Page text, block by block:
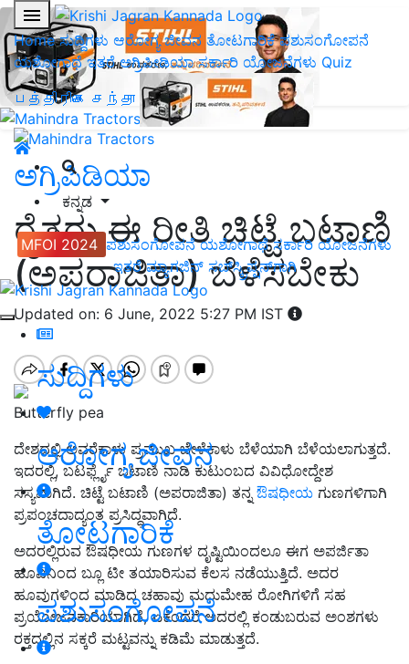
Home ಸುದ್ದಿಗಳು ಆರೋಗ್ಯ ಜೀವನ ತೋಟಗಾರಿಕೆಪಶುಸಂಗೋಪನೆ
ಯಶೋಗಾಥೆ ಇತರೆ ಅಗ್ರಿಪೀಡಿಯಾ ಸರ್ಕಾರಿ ಯೋಜನೆಗಳು Quiz
பத்திரிகை சந்தா
ಕನ್ನಡ
MFOI 2024 ಪಶುಸಂಗೋಪನೆ ಯಶೋಗಾಥೆ ಸರ್ಕಾರಿ ಯೋಜನೆಗಳು
ಇತರೆ ಮ್ಯಾಗಜಿನ್‌ ಸಬ್‌ಸ್ಕ್ರಿಪ್ಷನ್‌ಗಾಗಿ
ಸುದ್ದಿಗಳು
ಆರೋಗ್ಯ ಜೀವನ
ತೋಟಗಾರಿಕೆ
ಪಶುಸಂಗೋಪನೆ
ಅಗ್ರಿಪಿಡಿಯಾ
ರೈತರು ಈ ರೀತಿ ಚಿಟ್ಟೆ ಬಟಾಣಿ
(ಅಪರಾಜಿತಾ) ಬೆಳೆಸಬೇಕು
Updated on: 6 June, 2022 5:27 PM IST
Butterfly pea
ದೇಶದಲ್ಲಿ ಅವರೆಕಾಳು ಪ್ರಮುಖ ಬೇಳೆಕಾಳು ಬೆಳೆಯಾಗಿ ಬೆಳೆಯಲಾಗುತ್ತದೆ.
ಇದರಲ್ಲಿ, ಬಟರ್ಫ್ಲೈ ಬಟಾಣಿ ನಾಡಿ ಕುಟುಂಬದ ವಿವಿಧೋದ್ದೇಶ
ಸಸ್ಯವಾಗಿದೆ. ಚಿಟ್ಟೆ ಬಟಾಣಿ (ಅಪರಾಜಿತಾ) ತನ್ನ ಔಷಧೀಯ ಗುಣಗಳಿಗಾಗಿ
ಪ್ರಪಂಚದಾದ್ಯಂತ ಪ್ರಸಿದ್ಧವಾಗಿದೆ.
ಅದರಲ್ಲಿರುವ ಔಷಧೀಯ ಗುಣಗಳ ದೃಷ್ಟಿಯಿಂದಲೂ ಈಗ ಅಪರ್ಜಿತಾ
ಹೂವಿನಿಂದ ಬ್ಲೂ ಟೀ ತಯಾರಿಸುವ ಕೆಲಸ ನಡೆಯುತ್ತಿದೆ. ಅದರ
ಹೂವುಗಳಿಂದ ಮಾಡಿದ ಚಹಾವು ಮಧುಮೇಹ ರೋಗಿಗಳಿಗೆ ಸಹ
ಪ್ರಯೋಜನಕಾರಿಯಾಗಿದೆ, ಏಕೆಂದರೆ ಅದರಲ್ಲಿ ಕಂಡುಬರುವ ಅಂಶಗಳು
ರಕ್ತದಲ್ಲಿನ ಸಕ್ಕರೆ ಮಟ್ಟವನ್ನು ಕಡಿಮೆ ಮಾಡುತ್ತದೆ.